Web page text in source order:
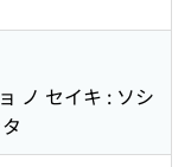
ノ セイキ : ソシ